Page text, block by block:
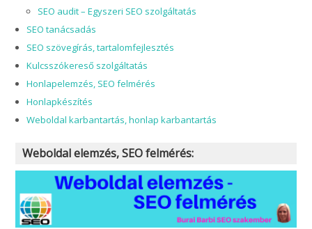
SEO audit – Egyszeri SEO szolgáltatás
SEO tanácsadás
SEO szövegírás, tartalomfejlesztés
Kulcsszókereső szolgáltatás
Honlapelemzés, SEO felmérés
Honlapkészítés
Weboldal karbantartás, honlap karbantartás
Weboldal elemzés, SEO felmérés: